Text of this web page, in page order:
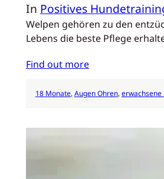
In Positives
Welpen gehören zu den
Lebens die beste Pflege
Find out more
18 Monate, Augen Ohren, erwachsene